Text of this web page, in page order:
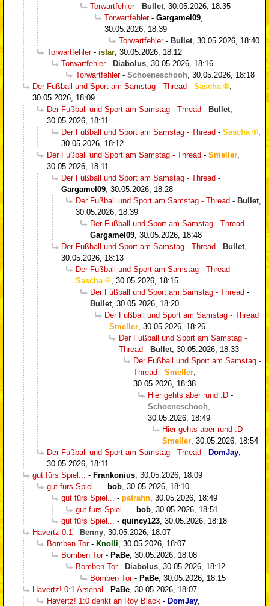
Torwartfehler- Bullet 30.05.2026, 18:35
Torwartfehler- Gargamel09
30.05.2026, 18:39
Torwartfehler- Bullet 30.05.2026, 18:40
Torwartfehler- istar 30.05.2026, 18:12
Torwartfehler- Diabolus 30.05.2026, 18:16
Torwartfehler- Schoeneschooh 30.05.2026, 18:18
Der Fußball und Sport am Samstag - Thread - Sascha
30.05.2026, 18:09
Der Fußball und Sport am Samstag - Thread - Bullet
30.05.2026, 18:11
Der Fußball und Sport am Samstag - Thread - Sascha
30.05.2026, 18:12
Der Fußball und Sport am Samstag - Thread - Smeller
30.05.2026, 18:11
Der Fußball und Sport am Samstag - Thread -
Gargamel09 30.05.2026, 18:28
Der Fußball und Sport am Samstag - Thread - Bullet
30.05.2026, 18:39
Der Fußball und Sport am Samstag - Thread -
Gargamel09 30.05.2026, 18:48
Der Fußball und Sport am Samstag - Thread - Bullet
30.05.2026, 18:13
Der Fußball und Sport am Samstag - Thread -
Sascha
30.05.2026, 18:15
Der Fußball und Sport am Samstag - Thread -
Bullet 30.05.2026, 18:20
Der Fußball und Sport am Samstag - Thread
- Smeller 30.05.2026, 18:26
Der Fußball und Sport am Samstag -
Thread - Bullet 30.05.2026, 18:33
Der Fußball und Sport am Samstag -
Thread - Smeller
30.05.2026, 18:38
Hier gehts aber rund :D -
Schoeneschooh
30.05.2026, 18:49
Hier gehts aber rund :D -
Smeller 30.05.2026, 18:54
Der Fußball und Sport am Samstag - Thread - DomJay
30.05.2026, 18:11
gut fürs Spiel...
- Frankonius 30.05.2026, 18:09
gut fürs Spiel...
- bob 30.05.2026, 18:10
gut fürs Spiel...
- patrahn 30.05.2026, 18:49
gut fürs Spiel...
- bob 30.05.2026, 18:51
gut fürs Spiel...
- quincy123 30.05.2026, 18:18
Havertz 0:1 - Benny 30.05.2026, 18:07
Bomben Tor- Knolli 30.05.2026, 18:07
Bomben Tor- PaBe 30.05.2026, 18:08
Bomben Tor- Diabolus 30.05.2026, 18:12
Bomben Tor- PaBe 30.05.2026, 18:15
Havertz! 0:1 Arsenal - PaBe 30.05.2026, 18:07
Havertz! 1:0 denkt an Roy Black - DomJay